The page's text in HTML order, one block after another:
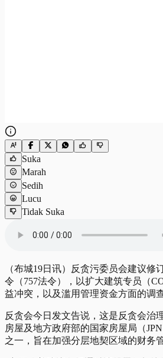
Suka
Marah
Sedih
Lucu
Tidak Suka
（布城19日讯）反贪污委员会建议修
令（757法令），以扩大建筑专员（
益冲突，以及滥用管理资金方面的调
反贪会今日发文告说，这是反贪会治
房屋及地方政府部的国家房屋局（
之一，旨在加强分层地契区域的财务